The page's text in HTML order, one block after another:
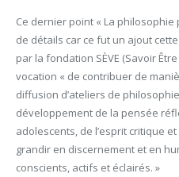
Ce dernier point « La
de détails car ce fut un ajout
par la fondation SÈVE (Savoir
vocation « de contribuer de
diffusion d’ateliers de
développement de la pensée
adolescents, de l’esprit critique
grandir en discernement et en
conscients, actifs et éclairés. »